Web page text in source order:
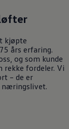
kjøpte
års erfaring.
og som kunde
rekke fordeler. Vi
– de er
næringslivet.